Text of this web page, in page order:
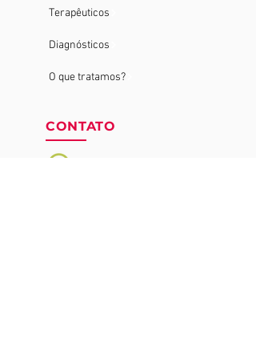
Terapêuticos
Diagnósticos
O que tratamos?
CONTATO